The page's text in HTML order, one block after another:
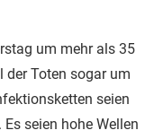
um mehr als 35
der Toten sogar um
seien
seien hohe Wellen